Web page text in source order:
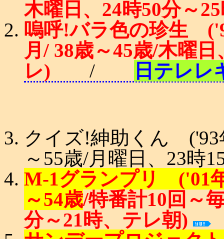
木曜日、24時50分～
嗚呼!バラ色の珍生
月/ 38歳～45歳/木曜
レ) / 日テレレ
クイズ!紳助くん ('93
～55歳/月曜日、23時
M-1グランプリ ('01
～54歳/特番計10回～
分～21時、テレ朝)